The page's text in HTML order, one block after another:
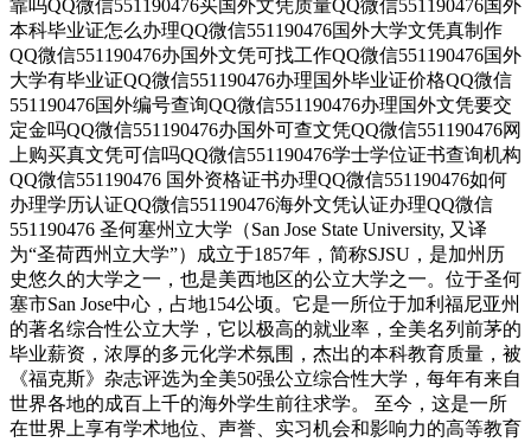
靠吗QQ微信551190476买国外文凭质量QQ微信551190476国外
本科毕业证怎么办理QQ微信551190476国外大学文凭真制作
QQ微信551190476办国外文凭可找工作QQ微信551190476国外
大学有毕业证QQ微信551190476办理国外毕业证价格QQ微信
551190476国外编号查询QQ微信551190476办理国外文凭要交
定金吗QQ微信551190476办国外可查文凭QQ微信551190476网
上购买真文凭可信吗QQ微信551190476学士学位证书查询机构
QQ微信551190476 国外资格证书办理QQ微信551190476如何
办理学历认证QQ微信551190476海外文凭认证办理QQ微信
551190476 圣何塞州立大学（San Jose State University, 又译
为“圣荷西州立大学”）成立于1857年，简称SJSU，是加州历
史悠久的大学之一，也是美西地区的公立大学之一。位于圣何
塞市San Jose中心，占地154公顷。它是一所位于加利福尼亚州
的著名综合性公立大学，它以极高的就业率，全美名列前茅的
毕业薪资，浓厚的多元化学术氛围，杰出的本科教育质量，被
《福克斯》杂志评选为全美50强公立综合性大学，每年有来自
世界各地的成百上千的海外学生前往求学。 至今，这是一所
在世界上享有学术地位、声誉、实习机会和影响力的高等教育